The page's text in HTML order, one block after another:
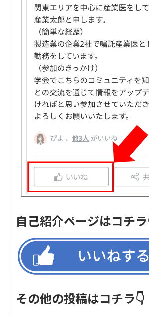
自己紹介ページはコチラ
その他の投稿はコチラ👇